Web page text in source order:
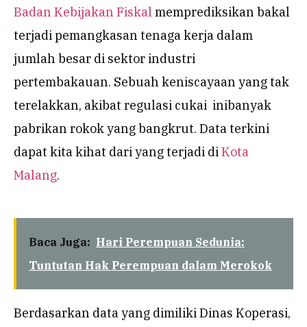
Badan Kebijakan Fiskal memprediksikan bakal
terjadi pemangkasan tenaga kerja dalam
jumlah besar di sektor industri
pertembakauan. Sebuah keniscayaan yang tak
terelakkan, akibat regulasi cukai inibanyak
pabrikan rokok yang bangkrut. Data terkini
dapat kita kihat dari yang terjadi diKota
Malang.
Baca Juga: Hari Perempuan Sedunia:
Tuntutan Hak Perempuan dalam Merokok
Berdasarkan data yang dimiliki Dinas Koperasi,